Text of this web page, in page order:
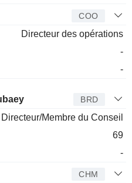
COO
Directeur des opérations
-
-
BRD
Directeur/Membre du Conseil
69
-
CHM